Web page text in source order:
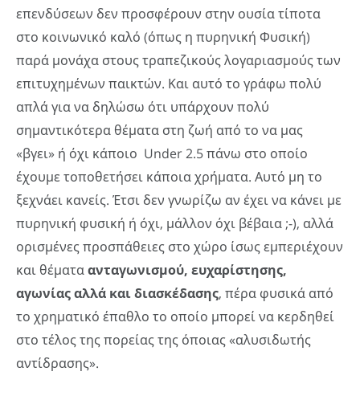
επενδύσεων δεν προσφέρουν στην ουσία τίποτα
στο κοινωνικό καλό (όπως η πυρηνική Φυσική)
παρά μονάχα στους τραπεζικούς λογαριασμούς των
επιτυχημένων παικτών. Και αυτό το γράφω πολύ
απλά για να δηλώσω ότι υπάρχουν πολύ
σημαντικότερα θέματα στη ζωή από το να μας
«βγει» ή όχι κάποιο Under 2.5 πάνω στο οποίο
έχουμε τοποθετήσει κάποια χρήματα. Αυτό μη το
ξεχνάει κανείς. Έτσι δεν γνωρίζω αν έχει να κάνει με
πυρηνική φυσική ή όχι, μάλλον όχι βέβαια ;-), αλλά
ορισμένες προσπάθειες στο χώρο ίσως εμπεριέχουν
και θέματαανταγωνισμού, ευχαρίστησης,
αγωνίας αλλά και διασκέδασης, πέρα φυσικά από
το χρηματικό έπαθλο το οποίο μπορεί να κερδηθεί
στο τέλος της πορείας της όποιας «αλυσιδωτής
αντίδρασης».